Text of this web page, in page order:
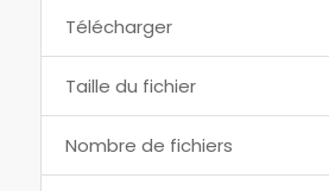
Télécharger
Taille du fichier
Nombre de fichiers